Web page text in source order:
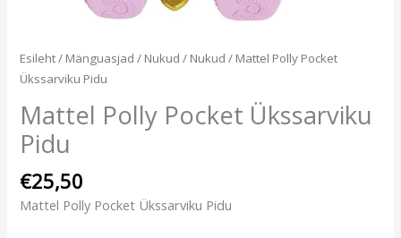
Esileht/ Mänguasjad / Nukud / Nukud / Mattel Polly Pocket
Ükssarviku Pidu
Mattel Polly Pocket Ükssarviku
Pidu
€25,50
Mattel Polly Pocket Ükssarviku Pidu